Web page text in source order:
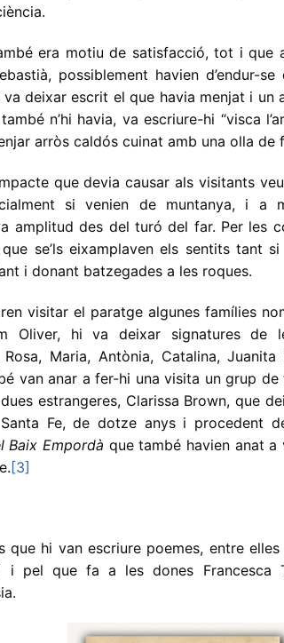
era motiu de satisfacció, tot i que
possiblement havien d’endur-
va deixar escrit el que havia menjat i un
n’hi havia, va escriure-hi “visca
arròs caldós cuinat amb una olla de
que devia causar als visitants
si venien de muntanya, i a
amplitud des del turó del far. Per les
se’ls eixamplaven els sentits tant
i donant batzegades a les roques.
visitar el paratge algunes famílies
Oliver, hi va deixar signatures de
Rosa, Maria, Antònia, Catalina, Juanita
van anar a fer-hi una visita un grup
estrangeres, Clarissa Brown, que
Fe, de dotze anys i procedent
Baix Empordà que també havien anat a
[3]
que hi van escriure poemes, entre
i pel que fa a les dones Francesca